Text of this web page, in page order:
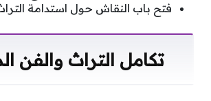
فتح باب النقاش حول استدامة
تكامل التراث والفن